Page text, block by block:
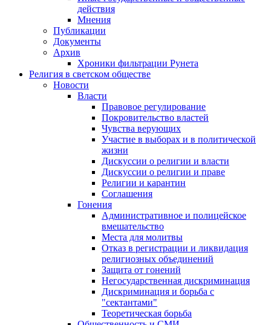
действия
Мнения
Публикации
Документы
Архив
Хроники фильтрации Рунета
Религия в светском обществе
Новости
Власти
Правовое регулирование
Покровительство властей
Чувства верующих
Участие в выборах и в политической
жизни
Дискуссии о религии и власти
Дискуссии о религии и праве
Религии и карантин
Соглашения
Гонения
Административное и полицейское
вмешательство
Места для молитвы
Отказ в регистрации и ликвидация
религиозных объединений
Защита от гонений
Негосударственная дискриминация
Дискриминация и борьба с
"сектантами"
Теоретическая борьба